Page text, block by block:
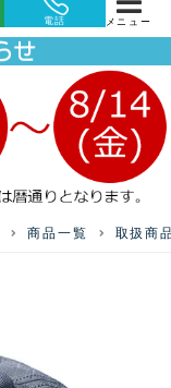
電話 メニュー
商品一覧
取扱商